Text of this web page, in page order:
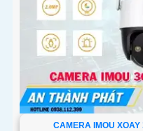
CAMERA IMOU